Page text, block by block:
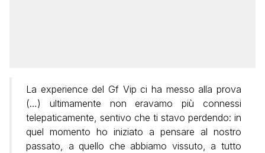
La experience del Gf Vip ci ha messo alla prova
(…) ultimamente non eravamo più connessi
telepaticamente, sentivo che ti stavo perdendo: in
quel momento ho iniziato a pensare al nostro
passato, a quello che abbiamo vissuto, a tutto